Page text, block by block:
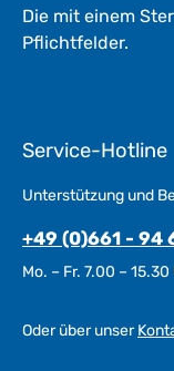
Die mit einem
Pflichtfelder.
Service-Hotline
Unterstützung und
+49 (0)661 - 94
Mo. – Fr. 7.00 –
Oder über unser